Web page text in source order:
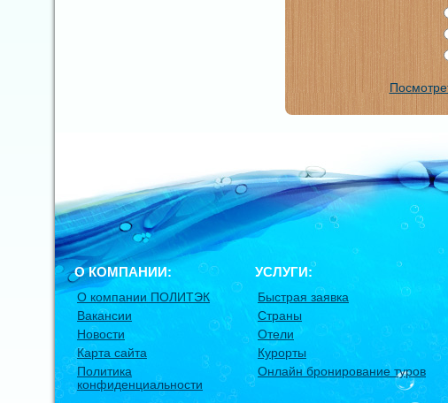
О КОМПАНИИ:
О компании ПОЛИТЭК
Вакансии
Новости
Карта сайта
Политика
конфиденциальности
УСЛУГИ:
Быстрая заявка
Страны
Отели
Курорты
Онлайн бронирование туров